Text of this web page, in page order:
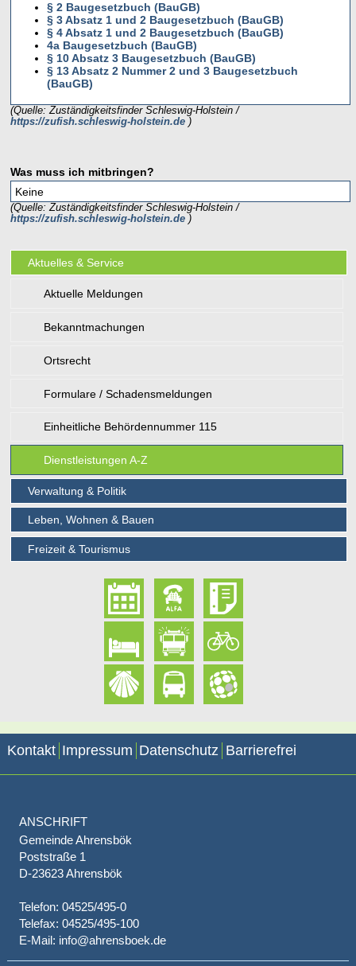
§ 2 Baugesetzbuch (BauGB)
§ 3 Absatz 1 und 2 Baugesetzbuch (BauGB)
§ 4 Absatz 1 und 2 Baugesetzbuch (BauGB)
4a Baugesetzbuch (BauGB)
§ 10 Absatz 3 Baugesetzbuch (BauGB)
§ 13 Absatz 2 Nummer 2 und 3 Baugesetzbuch
(BauGB)
(Quelle: Zuständigkeitsfinder Schleswig-Holstein /
https://zufish.schleswig-holstein.de )
Was muss ich mitbringen?
Keine
(Quelle: Zuständigkeitsfinder Schleswig-Holstein /
https://zufish.schleswig-holstein.de )
Aktuelles & Service
Aktuelle Meldungen
Bekanntmachungen
Ortsrecht
Formulare / Schadensmeldungen
Einheitliche Behördennummer 115
Dienstleistungen A-Z
Verwaltung & Politik
Leben, Wohnen & Bauen
Freizeit & Tourismus
Kontakt Impressum Datenschutz Barrierefrei
ANSCHRIFT
Gemeinde Ahrensbök
Poststraße 1
D-23623 Ahrensbök
Telefon: 04525/495-0
Telefax: 04525/495-100
E-Mail: info@ahrensboek.de